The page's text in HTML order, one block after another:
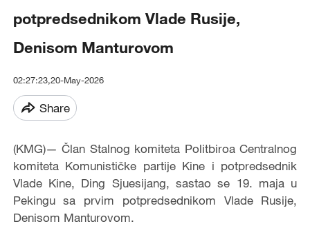
potpredsednikom Vlade Rusije,
Denisom Manturovom
02:27:23,20-May-2026
Share
(KMG)— Član Stalnog komiteta Politbiroa Centralnog
komiteta Komunističke partije Kine i potpredsednik
Vlade Kine, Ding Sjuesijang, sastao se 19. maja u
Pekingu sa prvim potpredsednikom Vlade Rusije,
Denisom Manturovom.